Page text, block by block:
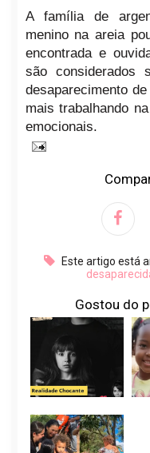
A família de
menino na areia
encontrada e
são considerados
desaparecimento
mais trabalhando
emocionais.
Este artigo está
Gostou do